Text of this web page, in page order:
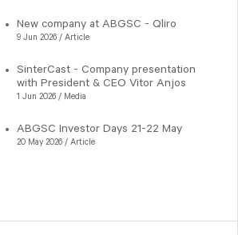
New company at ABGSC - Qliro
9 Jun 2026 / Article
SinterCast - Company presentation
with President & CEO Vitor Anjos
1 Jun 2026 / Media
ABGSC Investor Days 21-22 May
20 May 2026 / Article